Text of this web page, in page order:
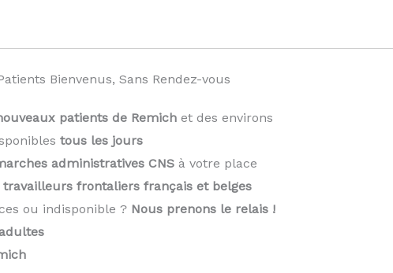
Bienvenus, Sans Rendez-vous
patients de Remichet des environs
tous les jours
administratives CNSà votre place
travailleurs frontaliers français et belges
ou indisponible ? Nous prenons le relais !️